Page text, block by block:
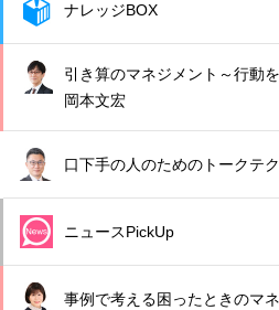
ナレッジBOX
引き算のマネジメント～行動
岡本文宏
口下手の人のためのトークテ
ニュースPickUp
事例で考える困ったときのマ